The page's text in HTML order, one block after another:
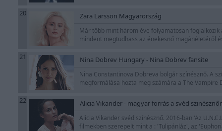
20 Zara Larsson Magyarország
Már több mint három éve folyamatosan
mindent megtudhass az énekesnő magánéletéről
21 Nina Dobrev Hungary - Nina Dobrev fansite
Nina Constantinova Dobreva bolgár színésznő. A
megformálása hozta meg számára a The
22 Alicia Vikander - magyar forrás a svéd
Alicia Vikander svéd színésznő. 2016-ban 'Az
filmekben szerepelt mint a : 'Tulipánláz', az